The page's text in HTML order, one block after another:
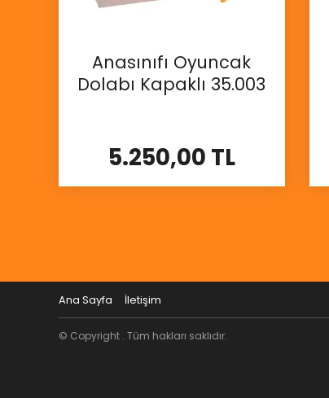
Anasınıfı Oyuncak
Dolabı Kapaklı 35.003
5.250,00 TL
İncele
Ana Sayfa İletişim
© Copyright . Tüm hakları saklıdır.